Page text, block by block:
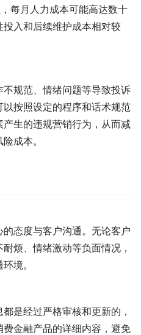
每月人力成本可能高达数十
入和后续维护成本相对较
规范、情绪问题等导致投诉
按照设定的程序和话术规范
生的违规营销行为，从而减
成本。
态度与客户沟通。无论客户
烦、情绪激动等负面情况，
境。
是经过严格审核和更新的，
金融产品的详细内容，避免